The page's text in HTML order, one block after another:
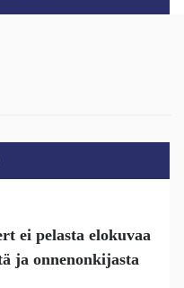
ei pelasta elokuvaa
ja onnenonkijasta